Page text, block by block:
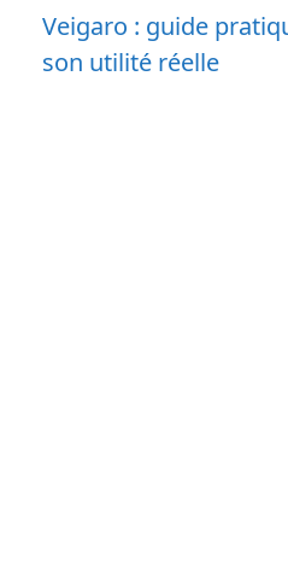
Veigaro : guide
son utilité réelle